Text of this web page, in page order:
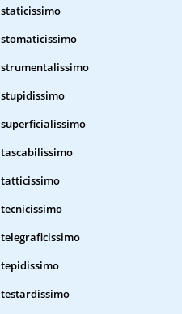
staticissimo
stomaticissimo
strumentalissimo
stupidissimo
superficialissimo
tascabilissimo
tatticissimo
tecnicissimo
telegraficissimo
tepidissimo
testardissimo